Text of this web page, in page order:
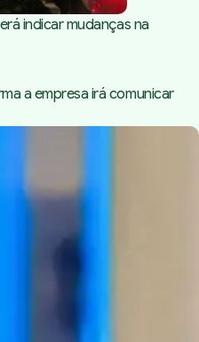
indicar mudanças na
a empresa irá comunicar